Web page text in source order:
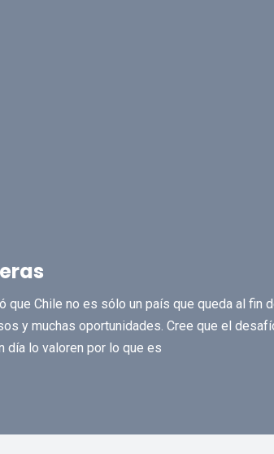
que Chile no es sólo un país que queda al fin
y muchas oportunidades. Cree que el
día lo valoren por lo que es